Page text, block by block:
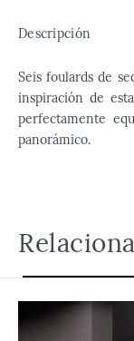
Descripción
Seis foulards de
inspiración de
perfectamente
panorámico.